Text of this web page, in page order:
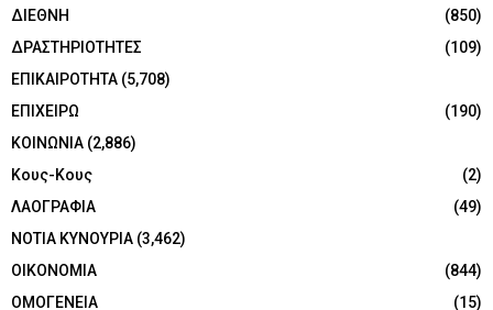
ΔΙΕΘΝΗ
(850)
ΔΡΑΣΤΗΡΙΟΤΗΤΕΣ
(109)
ΕΠΙΚΑΙΡΟΤΗΤΑ (5,708)
ΕΠΙΧΕΙΡΩ
(190)
ΚΟΙΝΩΝΙΑ (2,886)
Κους-Κους
(2)
ΛΑΟΓΡΑΦΙΑ
(49)
ΝΟΤΙΑ ΚΥΝΟΥΡΙΑ (3,462)
ΟΙΚΟΝΟΜΙΑ
(844)
ΟΜΟΓΕΝΕΙΑ
(15)